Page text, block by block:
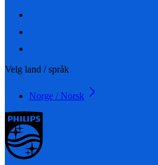
Velg land / språk
Norge / Norsk